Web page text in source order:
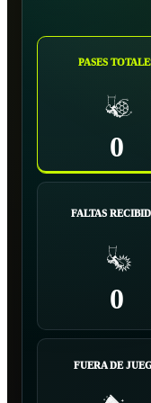
PASES
0
FALTAS
0
FUERA DE